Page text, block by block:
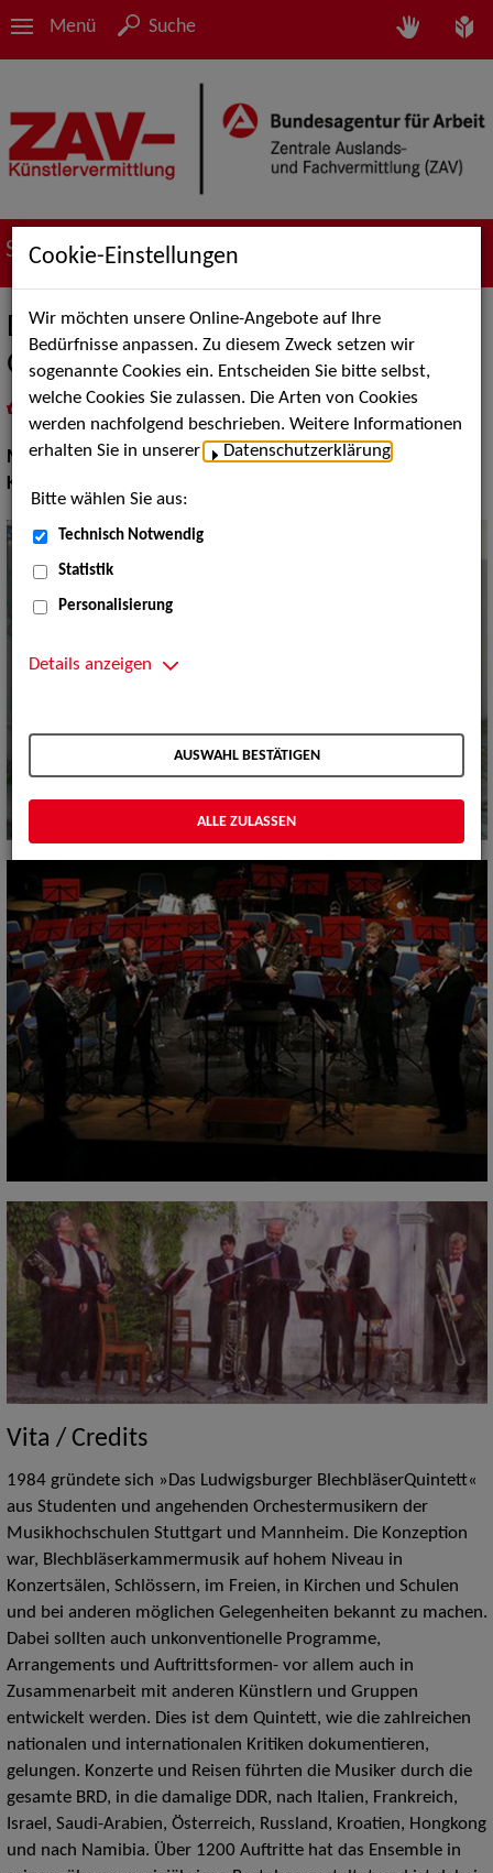
Menü Suche
Suche nach Künstler*innen
Das Ludwigsburger Blechbläser
Quintett
Musik:Klassische und Historische Musik
Klassische und Historische Musik:
Vita / Credits
1984 gründete sich »Das Ludwigsburger BlechbläserQuintett«
aus Studenten und angehenden Orchestermusikern der
Musikhochschulen Stuttgart und Mannheim. Die Konzeption
war, Blechbläserkammermusik auf hohem Niveau in
Konzertsälen, Schlössern, im Freien, in Kirchen und Schulen
und bei anderen möglichen Gelegenheiten bekannt zu machen.
Dabei sollten auch unkonventionelle Programme,
Arrangements und Auftrittsformen- vor allem auch in
Zusammenarbeit mit anderen Künstlern und Gruppen
entwickelt werden. Dies ist dem Quintett, wie die zahlreichen
nationalen und internationalen Kritiken dokumentieren,
gelungen. Konzerte und Reisen führten die Musiker durch die
gesamte BRD, in die damalige DDR, nach Italien, Frankreich,
Israel, Saudi-Arabien, Österreich, Russland, Kroatien, Hongkong
und nach Namibia. Über 1200 Auftritte hat das Ensemble in
Cookie-Einstellungen
Wir möchten unsere Online-Angebote auf Ihre
Bedürfnisse anpassen. Zu diesem Zweck setzen wir
sogenannte Cookies ein. Entscheiden Sie bitte selbst,
welche Cookies Sie zulassen. Die Arten von Cookies
werden nachfolgend beschrieben. Weitere Informationen
erhalten Sie in unserer
Datenschutzerklärung
Bitte wählen Sie aus:
Technisch Notwendig
Statistik
Personalisierung
Details anzeigen
AUSWAHL BESTÄTIGEN
ALLE ZULASSEN